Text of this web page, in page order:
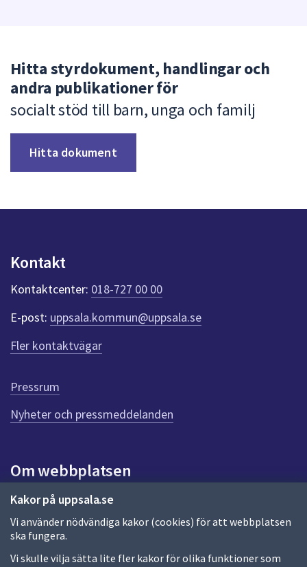
Kakor på uppsala.se
Vi använder nödvändiga kakor (cookies) för att webbplatsen
ska fungera.
Vi skulle vilja sätta lite fler kakor för olika funktioner som
Hitta styrdokument, handlingar och
andra publikationer för
socialt stöd till barn, unga och familj
Hitta dokument
Kontakt
Kontaktcenter: 018-727 00 00
E-post: uppsala.kommun@uppsala.se
Fler kontaktvägar
Pressrum
Nyheter och pressmeddelanden
Om webbplatsen
Om webbplatsen
Allmänna handlingar och diarium
Behandling av personuppgifter